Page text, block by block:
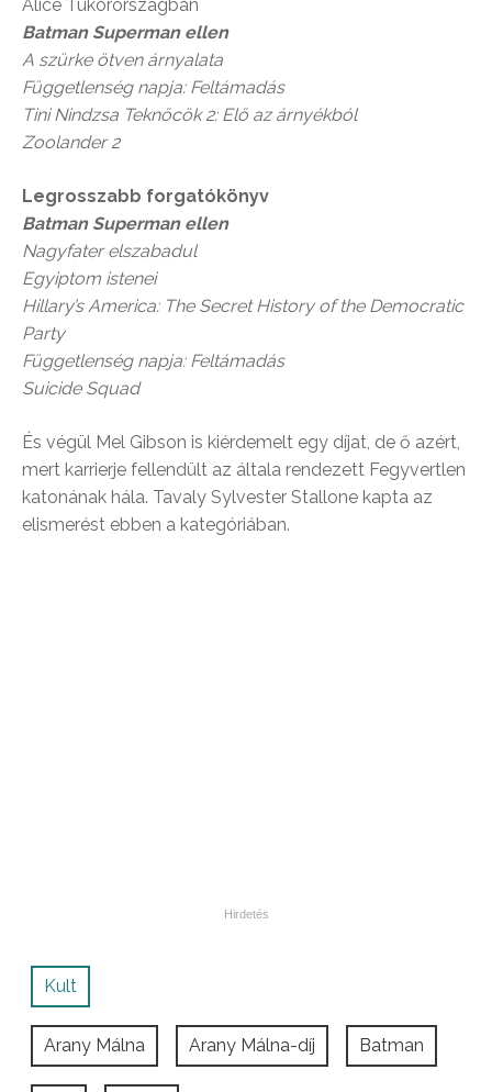
Alice Tükörországban
Batman Superman ellen
A szürke ötven árnyalata
Függetlenség napja: Feltámadás
Tini Nindzsa Teknőcök 2: Elő az árnyékból
Zoolander2
Legrosszabb forgatókönyv
Batman Superman ellen
Nagyfater elszabadul
Egyiptom istenei
Hillary’s America: The Secret History of the Democratic
Party
Függetlenség napja: Feltámadás
Suicide Squad
És végül Mel Gibson is kiérdemelt egy díjat, de ő azért,
mert karrierje fellendült az általa rendezett Fegyvertlen
katonának hála. Tavaly Sylvester Stallone kapta az
elismerést ebben a kategóriában.
Kult
Arany Málna Arany Málna-díj Batman